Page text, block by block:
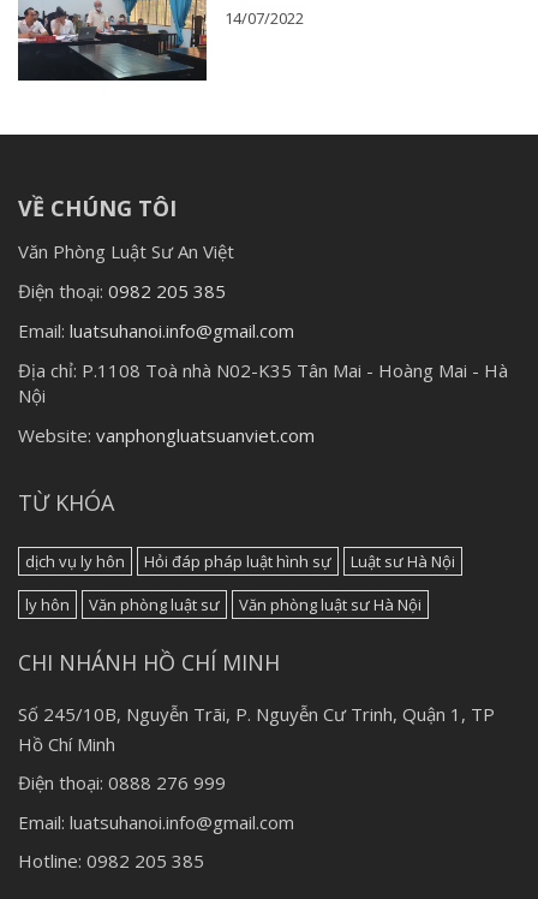
14/07/2022
VỀ CHÚNG TÔI
Văn Phòng Luật Sư An Việt
Điện thoại: 0982 205 385
Email: luatsuhanoi.info@gmail.com
Địa chỉ: P.1108 Toà nhà N02-K35 Tân Mai - Hoàng Mai - Hà
Nội
Website: vanphongluatsuanviet.com
TỪ KHÓA
dịch vụ ly hôn Hỏi đáp pháp luật hình sự
Luật sư Hà Nội
ly hôn
Văn phòng luật sư Văn phòng luật sư Hà Nội
CHI NHÁNH HỒ CHÍ MINH
Số 245/10B, Nguyễn Trãi, P. Nguyễn Cư Trinh, Quận 1, TP
Hồ Chí Minh
Điện thoại: 0888 276 999
Email: luatsuhanoi.info@gmail.com
Hotline: 0982 205 385